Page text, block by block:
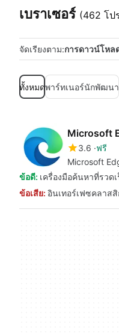
เบราเซอร์ (462 โป
จัดเรียงตาม:การดาวน์โห
ทั้งหมดพาร์ทเนอร์นักพัฒนา
Microsoft
3.6 ฟรี
Microsoft
ข้อดี: เครื่องมือค้นหาที่รวด
ข้อเสีย: อินเทอร์เฟซคลาส